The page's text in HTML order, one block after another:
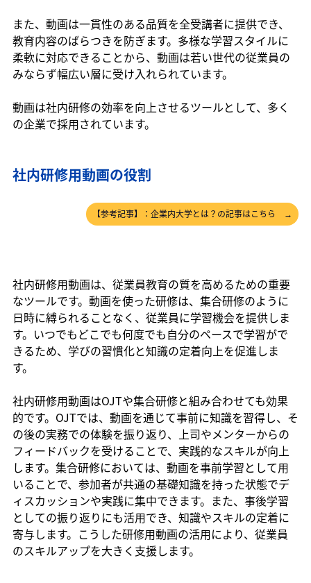
また、動画は一貫性のある品質を全受講者に提供でき、
教育内容のばらつきを防ぎます。多様な学習スタイルに
柔軟に対応できることから、動画は若い世代の従業員の
みならず幅広い層に受け入れられています。
動画は社内研修の効率を向上させるツールとして、多く
の企業で採用されています。
社内研修用動画の役割
【参考記事】：企業内大学とは？の記事はこちら →
社内研修用動画は、従業員教育の質を高めるための重要
なツールです。動画を使った研修は、集合研修のように
日時に縛られることなく、従業員に学習機会を提供しま
す。いつでもどこでも何度でも自分のペースで学習がで
きるため、学びの習慣化と知識の定着向上を促進しま
す。
社内研修用動画はOJTや集合研修と組み合わせても効果
的です。OJTでは、動画を通じて事前に知識を習得し、そ
の後の実務での体験を振り返り、上司やメンターからの
フィードバックを受けることで、実践的なスキルが向上
します。集合研修においては、動画を事前学習として用
いることで、参加者が共通の基礎知識を持った状態でデ
ィスカッションや実践に集中できます。また、事後学習
としての振り返りにも活用でき、知識やスキルの定着に
寄与します。こうした研修用動画の活用により、従業員
のスキルアップを大きく支援します。